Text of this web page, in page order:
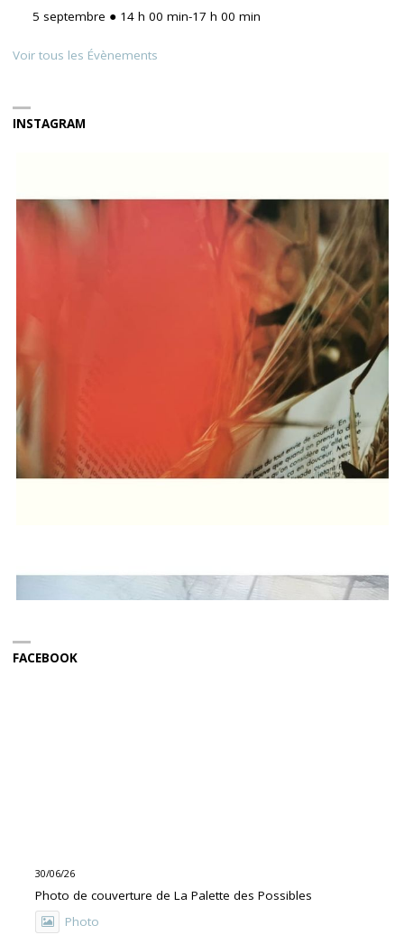
5 septembre ● 14 h 00 min-17 h 00 min
Voir tous les Évènements
INSTAGRAM
FACEBOOK
30/06/26
Photo de couverture de La Palette des Possibles
Photo